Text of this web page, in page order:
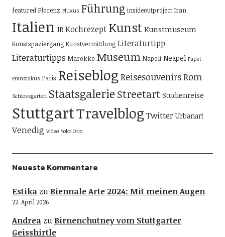
featured Florenz Fluxus Führung insideoutproject Iran
Italien JR Kochrezept Kunst Kunstmuseum
Kunstspaziergang Kunstvermittlung Literaturtipp
Literaturtipps Marokko Museum Napoli Neapel Papst
Franziskus Paris Reiseblog ReisesouvenirsRom
Schlossgarten Staatsgalerie Streetart Studienreise
StuttgartTravelblog Twitter Urbanart
Venedig Video Yoko Ono
Neueste Kommentare
Estikazu Biennale Arte 2024: Mit meinen Augen
22. April 2026
Andreazu Birnenchutney vom Stuttgarter
Geisshirtle